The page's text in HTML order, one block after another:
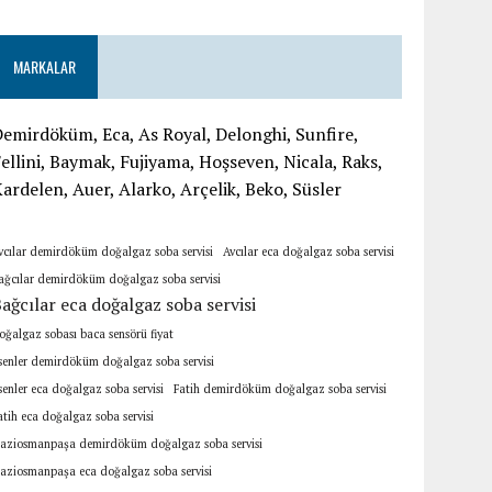
MARKALAR
Eca, As Royal, Delonghi, Sunfire,
Baymak, Fujiyama, Hoşseven, Nicala, Raks,
Auer, Alarko, Arçelik, Beko, Süsler
demirdöküm doğalgaz soba servisi
Avcılar eca doğalgaz soba servisi
demirdöküm doğalgaz soba servisi
eca doğalgaz soba servisi
sobası baca sensörü fiyat
demirdöküm doğalgaz soba servisi
eca doğalgaz soba servisi
Fatih demirdöküm doğalgaz soba servisi
eca doğalgaz soba servisi
demirdöküm doğalgaz soba servisi
eca doğalgaz soba servisi